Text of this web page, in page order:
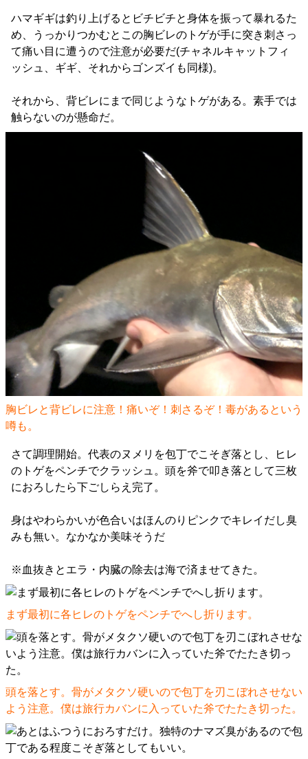
ハマギギは釣り上げるとビチビチと身体を振って暴れるた
め、うっかりつかむとこの胸ビレのトゲが手に突き刺さっ
て痛い目に遭うので注意が必要だ(チャネルキャットフィ
ッシュ、ギギ、それからゴンズイも同様)。
それから、背ビレにまで同じようなトゲがある。素手では
触らないのが懸命だ。
胸ビレと背ビレに注意！痛いぞ！刺さるぞ！毒があるという
噂も。
さて調理開始。代表のヌメリを包丁でこそぎ落とし、ヒレ
のトゲをペンチでクラッシュ。頭を斧で叩き落として三枚
におろしたら下ごしらえ完了。
身はやわらかいが色合いはほんのりピンクでキレイだし臭
みも無い。なかなか美味そうだ
※血抜きとエラ・内臓の除去は海で済ませてきた。
まず最初に各ヒレのトゲをペンチでへし折ります。
頭を落とす。骨がメタクソ硬いので包丁を刃こぼれさせない
よう注意。僕は旅行カバンに入っていた斧でたたき切った。